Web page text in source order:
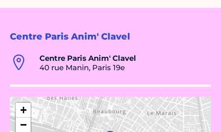
Centre Paris Anim' Clavel
Centre Paris Anim' Clavel
40 rue Manin, Paris 19e
+
−